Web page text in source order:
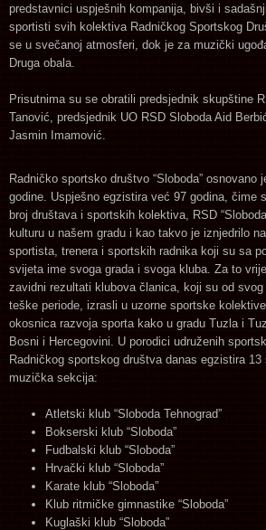
predstavnici uspješnih kompanija, bivši i
sportisti svih kolektiva Radničkog Sportskog
se u svečanoj atmosferi, dok je za muzički
Druga obala.
Prisutnima su se obratili predsjednik skupštine
Tanović, predsjednik UO RSD Sloboda Aid
Jasmin Imamović.
Radničko sportsko društvo “Sloboda” osnovano
godine. Uspješno egzistira već 97 godina, čime
broj društava i sportskih kolektiva, RSD
kulturu u našem gradu i kao takvo je iznjedrilo
sportista, trenera i sportskih radnika koji su sa
svijeta ime svoga grada i svoga kluba. Za to
zavidni rezultati klubova članica, koji su od
teške periode, izrasli u uzorne sportske
okosnica razvoja sporta kako u gradu Tuzla i
Bosni i Hercegovini. U porodici udruženih
Radničkog sportskog društva danas egzistira
muzička sekcija:
Atletski klub “Sloboda Tehnograd”
Bokserski klub “Sloboda”
Fudbalski klub “Sloboda”
Hrvački klub “Sloboda”
Karate klub “Sloboda”
Klub ritmičke gimnastike “Sloboda”
Kuglaški klub “Sloboda”